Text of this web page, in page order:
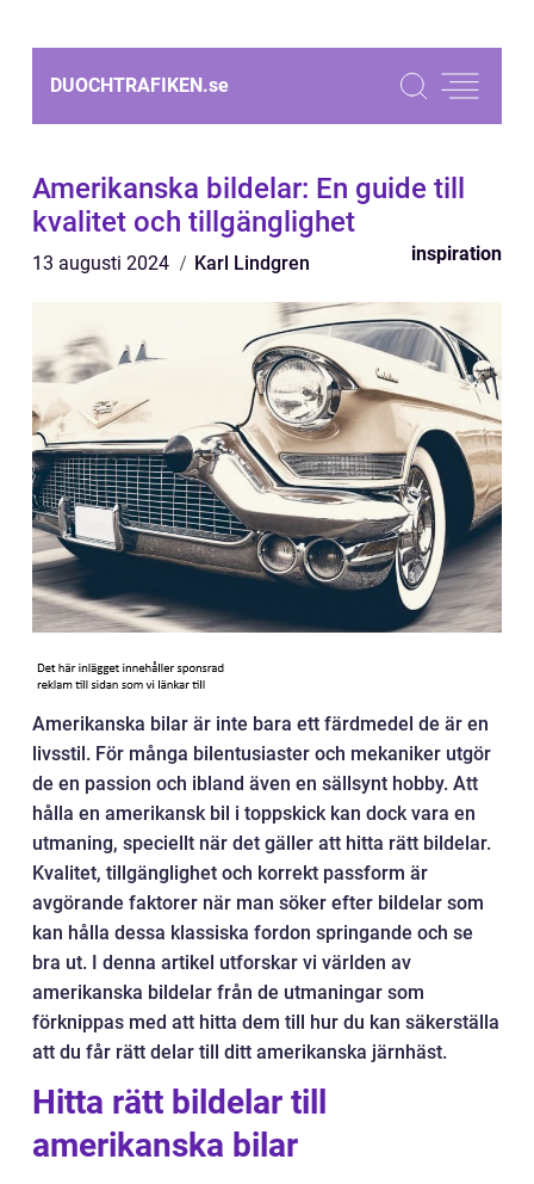
DUOCHTRAFIKEN.se
Amerikanska bildelar: En guide till
kvalitet och tillgänglighet
13 augusti 2024 Karl Lindgren inspiration
Amerikanska bilar är inte bara ett färdmedel de är en
livsstil. För många bilentusiaster och mekaniker utgör
de en passion och ibland även en sällsynt hobby. Att
hålla en amerikansk bil i toppskick kan dock vara en
utmaning, speciellt när det gäller att hitta rätt bildelar.
Kvalitet, tillgänglighet och korrekt passform är
avgörande faktorer när man söker efter bildelar som
kan hålla dessa klassiska fordon springande och se
bra ut. I denna artikel utforskar vi världen av
amerikanska bildelar från de utmaningar som
förknippas med att hitta dem till hur du kan säkerställa
att du får rätt delar till ditt amerikanska järnhäst.
Hitta rätt bildelar till
amerikanska bilar